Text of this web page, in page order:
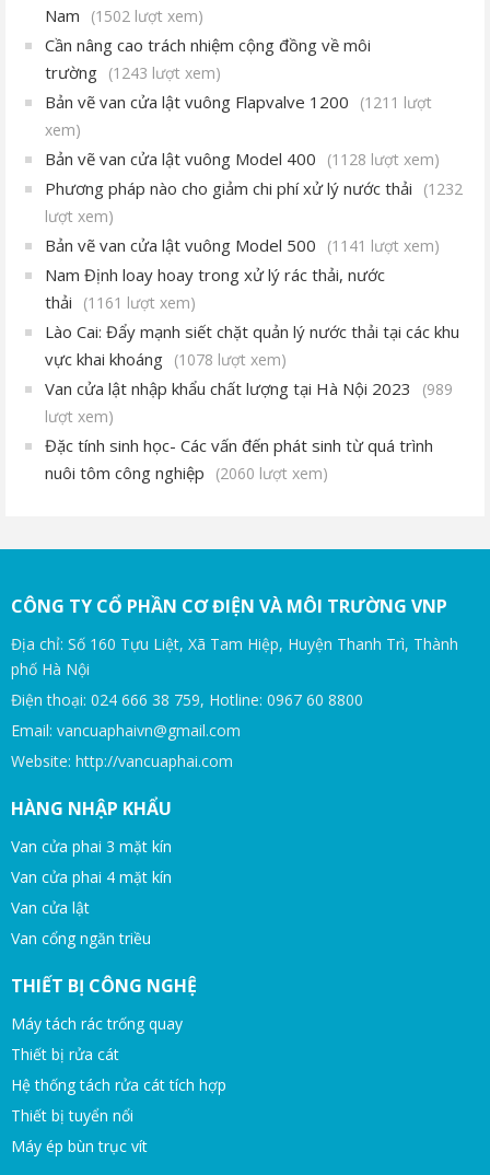
Nam
(1502 lượt xem)
Cần nâng cao trách nhiệm cộng đồng về môi
trường (1243 lượt xem)
Bản vẽ van cửa lật vuông Flapvalve 1200
(1211 lượt
xem)
Bản vẽ van cửa lật vuông Model 400 (1128 lượt xem)
Phương pháp nào cho giảm chi phí xử lý nước thải
(1232
lượt xem)
Bản vẽ van cửa lật vuông Model 500 (1141 lượt xem)
Nam Định loay hoay trong xử lý rác thải, nước
thải
(1161 lượt xem)
Lào Cai: Đẩy mạnh siết chặt quản lý nước thải tại các khu
vực khai khoáng (1078 lượt xem)
Van cửa lật nhập khẩu chất lượng tại Hà Nội 2023
(989
lượt xem)
Đặc tính sinh học- Các vấn đến phát sinh từ quá trình
nuôi tôm công nghiệp
(2060 lượt xem)
CÔNG TY CỔ PHẦN CƠ ĐIỆN VÀ MÔI TRƯỜNG VNP
Địa chỉ: Số 160 Tựu Liệt, Xã Tam Hiệp, Huyện Thanh Trì, Thành
phố Hà Nội
Điện thoại: 024 666 38 759, Hotline: 0967 60 8800
Email: vancuaphaivn@gmail.com
Website: http://vancuaphai.com
HÀNG NHẬP KHẨU
Van cửa phai 3 mặt kín
Van cửa phai 4 mặt kín
Van cửa lật
Van cổng ngăn triều
THIẾT BỊ CÔNG NGHỆ
Máy tách rác trống quay
Thiết bị rửa cát
Hệ thống tách rửa cát tích hợp
Thiết bị tuyển nổi
Máy ép bùn trục vít